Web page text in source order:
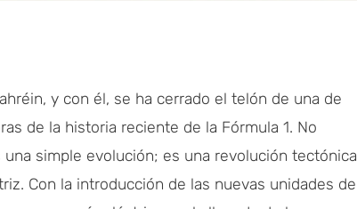
y con él, se ha cerrado el telón de una de
de la historia reciente de la Fórmula 1. No
simple evolución; es una revolución tectónica
Con la introducción de las nuevas unidades de